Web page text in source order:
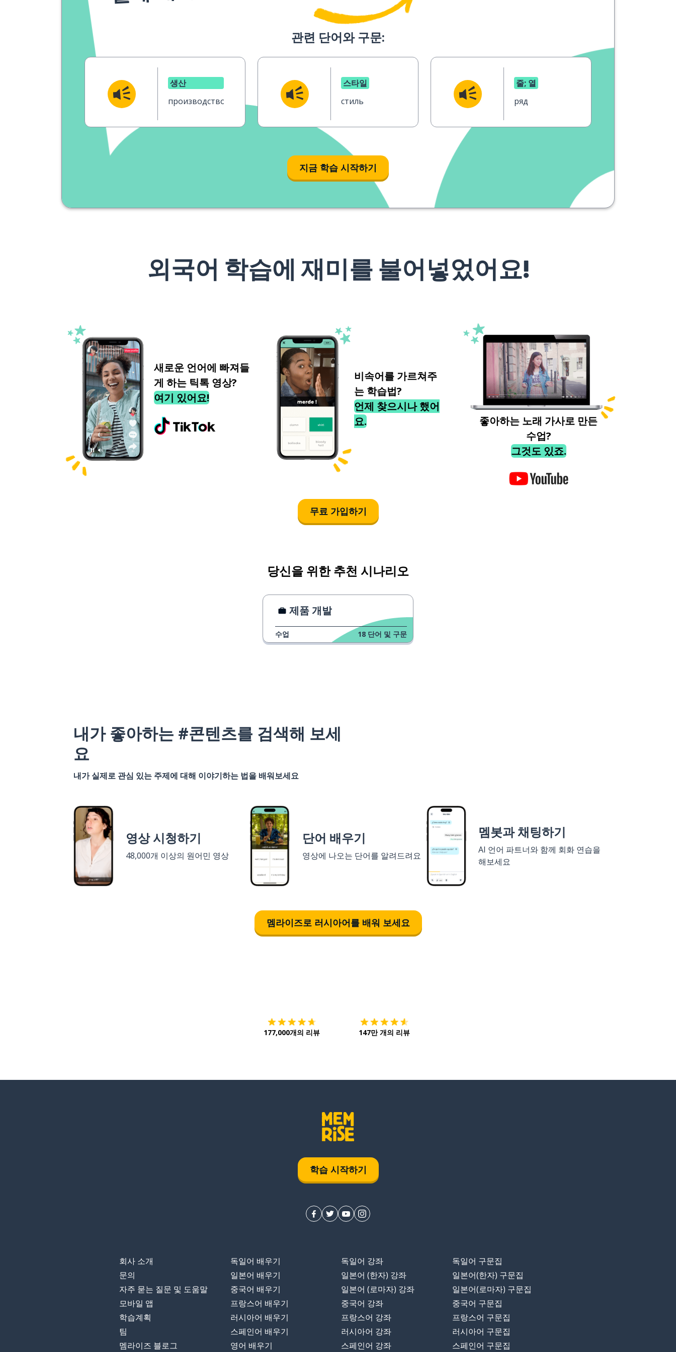
관련 단어와 구문:
생산
производство
스타일
стиль
줄; 열
ряд
지금 학습 시작하기
외국어 학습에 재미를 불어넣었어요!
새로운 언어에 빠져들
게 하는 틱톡 영상?
여기 있어요!
비속어를 가르쳐주
는 학습법?
언제 찾으시나 했어
요.
좋아하는 노래 가사로 만든
수업?
그것도 있죠.
무료 가입하기
당신을 위한 추천 시나리오
제품 개발
수업 18 단어 및 구문
내가 좋아하는 #콘텐츠를 검색해 보세
요
내가 실제로 관심 있는 주제에 대해 이야기하는 법을 배워보세요
영상 시청하기
48,000개 이상의 원어민 영상
단어 배우기
영상에 나오는 단어를 알려드려요
멤봇과 채팅하기
AI 언어 파트너와 함께 회화 연습을
해보세요
멤라이즈로 러시아어를 배워 보세요
177,000개의 리뷰 147만 개의 리뷰
학습 시작하기
회사 소개
문의
자주 묻는 질문 및 도움말
모바일 앱
학습계획
팀
멤라이즈 블로그
독일어 배우기
일본어 배우기
중국어 배우기
프랑스어 배우기
러시아어 배우기
스페인어 배우기
영어 배우기
독일어 강좌
일본어 (한자) 강좌
일본어 (로마자) 강좌
중국어 강좌
프랑스어 강좌
러시아어 강좌
스페인어 강좌
독일어 구문집
일본어(한자) 구문집
일본어(로마자) 구문집
중국어 구문집
프랑스어 구문집
러시아어 구문집
스페인어 구문집